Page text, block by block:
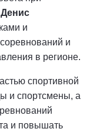
Денис
и
и
в регионе.
спортивной
и спортсмены, а
и повышать